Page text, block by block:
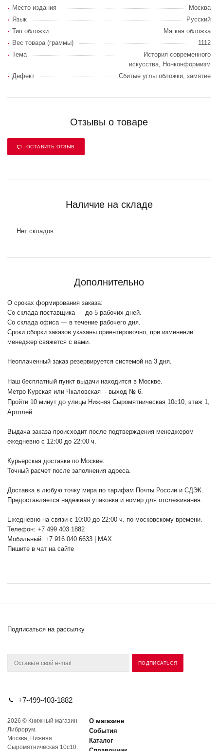
Место издания
Москва
Язык
Русский
Тип обложки
Мягкая обложка
Вес товара (граммы)
1112
Тема
История современного
искусства, Нонконформизм
Дефект
Сбитые углы обложки, замятие
Отзывы о товаре
ОСТАВИТЬ ОТЗЫВ
Наличие на складе
Нет складов
Дополнительно
О сроках формирования заказа:
Со склада поставщика — до 5 рабочих дней.
Со склада офиса — в течение рабочего дня.
Сроки сборки заказов указаны ориентировочно, при изменении
менеджер свяжется с вами.
Неоплаченный заказ резервируется системой на 3 дня.
Наш бесплатный пункт выдачи находится в Москве.
Метро Курская или Чкаловская - выход № 6.
Пройти 10 минут до улицы Нижняя Сыромятническая 10с10, этаж 1,
Артплей.
Выдача заказа происходит после подтверждения менеджером
ежедневно с 12:00 до 22:00 ч.
Курьерская доставка по Москве:
Точный расчет после заполнения адреса.
Доставка в любую точку мира по тарифам Почты России и СДЭК.
Предоставляется надежная упаковка и номер для отслеживания.
Ежедневно на связи с 10:00 до 22:00 ч. по московскому времени.
Телефон: +7 499 403 1882
Мобильный: +7 916 040 6633 | MAX
Пишите в чат на сайте
Подписаться на рассылку
+7-499-403-1882
2026 © Книжный магазин
Либрорум.
Москва, Нижняя
Сыромятническая 10с10.
О магазине
События
Каталог